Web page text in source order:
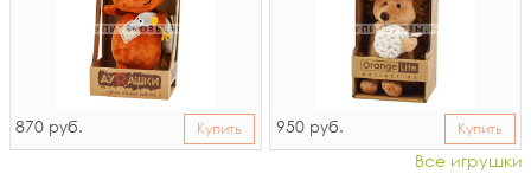
870 руб. Купить 950 руб. Купить
Все игрушки